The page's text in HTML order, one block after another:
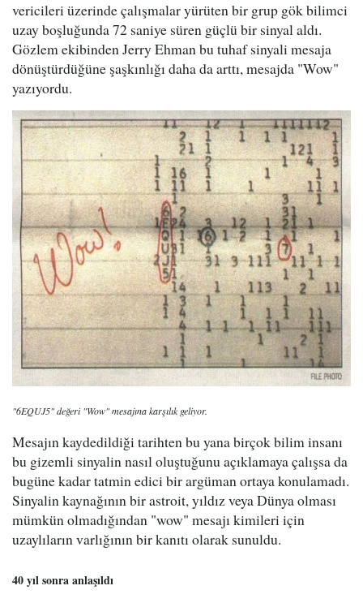
vericileri üzerinde çalışmalar yürüten bir grup gök bilimci
uzay boşluğunda 72 saniye süren güçlü bir sinyal aldı.
Gözlem ekibinden Jerry Ehman bu tuhaf sinyali mesaja
dönüştürdüğüne şaşkınlığı daha da arttı, mesajda "Wow"
yazıyordu.
"6EQUJ5" değeri "Wow" mesajına karşılık geliyor.
Mesajın kaydedildiği tarihten bu yana birçok bilim insanı
bu gizemli sinyalin nasıl oluştuğunu açıklamaya çalışsa da
bugüne kadar tatmin edici bir argüman ortaya konulamadı.
Sinyalin kaynağının bir astroit, yıldız veya Dünya olması
mümkün olmadığından "wow" mesajı kimileri için
uzaylıların varlığının bir kanıtı olarak sunuldu.
40 yıl sonra anlaşıldı